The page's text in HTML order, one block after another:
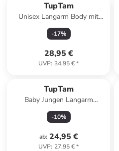
TupTam
Unisex Langarm Body mit
Aufdruck Spruch 5er Pack in
beige/grau
-17%
28,95 €
UVP: 34,95 €*
TupTam
Baby Jungen Langarm
Wickelshirt 5er Set in blau
-10%
ab: 24,95 €
UVP: 27,95 €*